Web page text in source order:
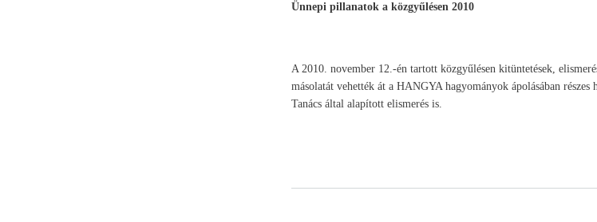
Ünnepi pillanatok a közgyűlésen 2010
A 2010. november 12.-én tartott közgyűlésen kitüntetések,
másolatát vehették át a HANGYA hagyományok ápolásában
Tanács által alapított elismerés is.